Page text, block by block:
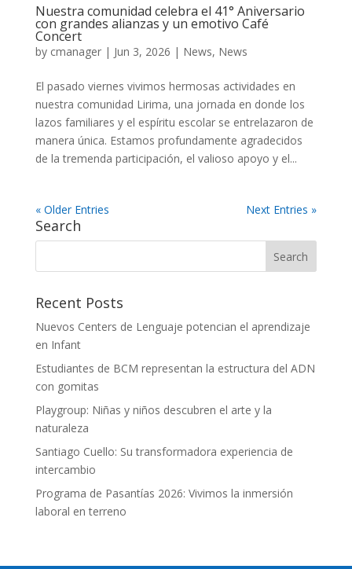
Nuestra comunidad celebra el 41° Aniversario
con grandes alianzas y un emotivo Café
Concert
by cmanager| Jun 3, 2026 | News, News
El pasado viernes vivimos hermosas actividades en
nuestra comunidad Lirima, una jornada en donde los
lazos familiares y el espíritu escolar se entrelazaron de
manera única. Estamos profundamente agradecidos
de la tremenda participación, el valioso apoyo y el...
« Older Entries Next Entries »
Search
Recent Posts
Nuevos Centers de Lenguaje potencian el aprendizaje
en Infant
Estudiantes de BCM representan la estructura del ADN
con gomitas
Playgroup: Niñas y niños descubren el arte y la
naturaleza
Santiago Cuello: Su transformadora experiencia de
intercambio
Programa de Pasantías 2026: Vivimos la inmersión
laboral en terreno